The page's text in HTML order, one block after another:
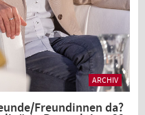
ARCHIV
Freundinnen da?